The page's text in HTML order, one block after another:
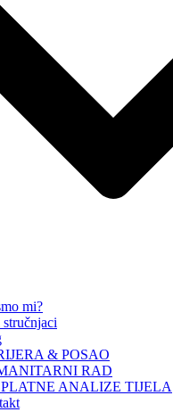
mi?
stručnjaci
& POSAO
RAD
ANALIZE TIJELA